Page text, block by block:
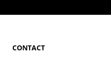
CONTACT